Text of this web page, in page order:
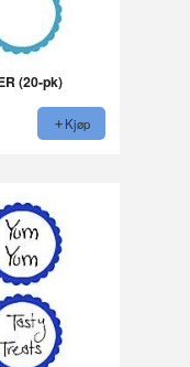
(20-pk)
Kjøp